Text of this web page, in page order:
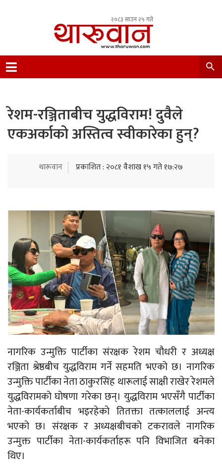
२०८३ साउन २५ गते
Nepal.
रेशम-रञ्जिताबीच युद्धविराम! दुवैले
एकअर्काको अस्तित्व स्वीकारेका हुन्?
थारूवान प्रकाशित : २०८१ वैशाख १५ गते १७:२७
नागरिक उन्मुक्ति पार्टीका संरक्षक रेशम चौधरी र अध्यक्ष
रञ्जिता श्रेष्ठबीच युद्धविराम गर्ने सहमति भएको छ। नागरिक
उन्मुक्ति पार्टीका नेता ठाकुरसिंह थारूलाई साक्षी राखेर रेशमले
युद्धविरामको घोषणा गरेका छन्। युद्धविराम भएसँगै पार्टीका
नेता-कार्यकर्ताबीच भइरहेको तितक्ता तत्काललाई अन्त्य
भएको छ। संरक्षक र अध्यक्षबीचको टकरावले नागरिक
उन्मुक्त पार्टीका नेता-कार्यकर्ताहरू पनि विभाजित बनेका
थिए।